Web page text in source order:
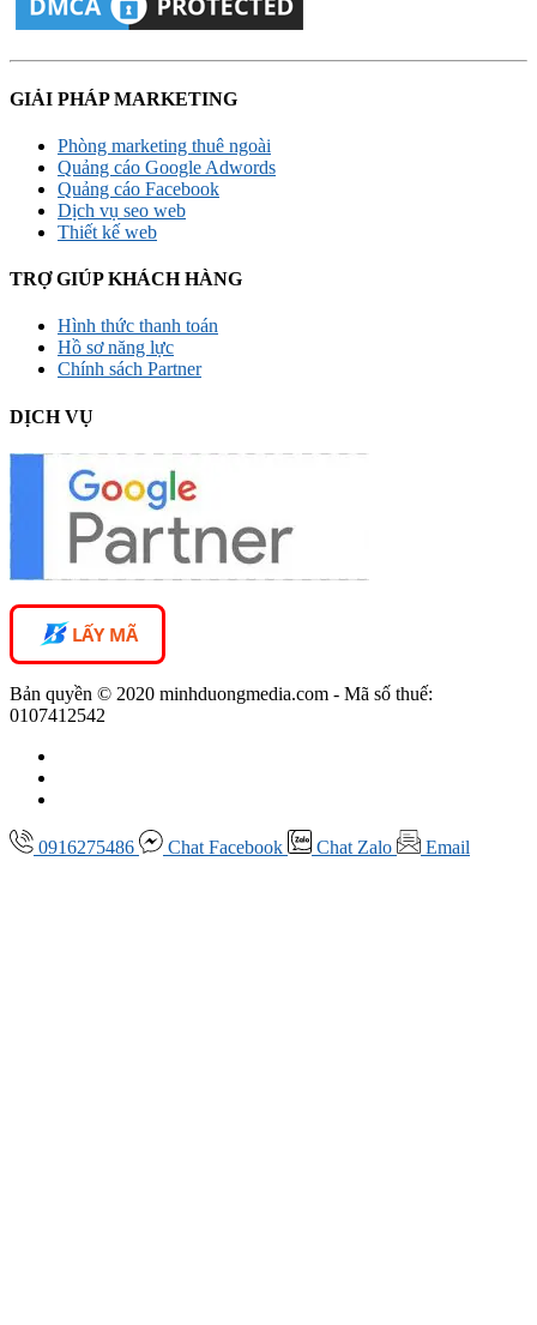
GIẢI PHÁP MARKETING
Phòng marketing thuê ngoài
Quảng cáo Google Adwords
Quảng cáo Facebook
Dịch vụ seo web
Thiết kế web
TRỢ GIÚP KHÁCH HÀNG
Hình thức thanh toán
Hồ sơ năng lực
Chính sách Partner
DỊCH VỤ
LẤY MÃ
Bản quyền © 2020 minhduongmedia.com - Mã số thuế:
0107412542
0916275486 Chat Facebook Chat Zalo Email